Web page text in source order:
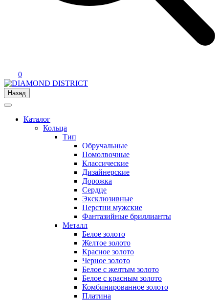
0
Назад
Каталог
Кольца
Тип
Обручальные
Помолвочные
Классические
Дизайнерские
Дорожка
Сердце
Эксклюзивные
Перстни мужские
Фантазийные бриллианты
Металл
Белое золото
Желтое золото
Красное золото
Черное золото
Белое с желтым золото
Белое с красным золото
Комбинированное золото
Платина